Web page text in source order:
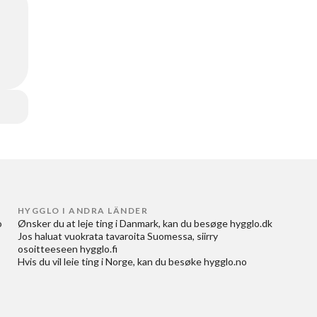
HYGGLO I ANDRA LÄNDER
Ønsker du at leje ting i Danmark, kan du besøge hygglo.dk
Jos haluat vuokrata tavaroita Suomessa, siirry
osoitteeseen hygglo.fi
Hvis du vil leie ting i Norge, kan du besøke hygglo.no